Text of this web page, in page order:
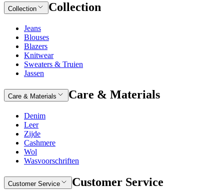
Collection Collection
Jeans
Blouses
Blazers
Knitwear
Sweaters & Truien
Jassen
Care & Materials Care & Materials
Denim
Leer
Zijde
Cashmere
Wol
Wasvoorschriften
Customer Service Customer Service